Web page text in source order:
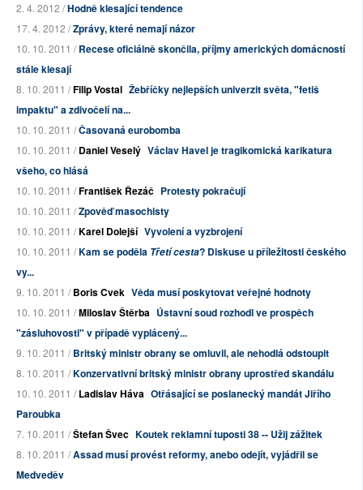
2. 4. 2012 /Hodně klesající tendence
17. 4. 2012 /Zprávy, které nemají názor
10. 10. 2011 /Recese oficiálně skončila, příjmy amerických domácností
stále klesají
8. 10. 2011 /Filip Vostal Žebříčky nejlepších univerzit světa, "fetiš
impaktu" a zdivočelí na...
10. 10. 2011 /Časovaná eurobomba
10. 10. 2011 /Daniel Veselý Václav Havel je tragikomická karikatura
všeho, co hlásá
10. 10. 2011 /František Řezáč Protesty pokračují
10. 10. 2011 /Zpověď masochisty
10. 10. 2011 /Karel Dolejší Vyvolení a vyzbrojení
10. 10. 2011 /Kam se poděla Třetí cesta? Diskuse u příležitosti českého
vy...
9. 10. 2011 /Boris Cvek Věda musí poskytovat veřejné hodnoty
10. 10. 2011 /Miloslav Štěrba Ústavní soud rozhodl ve prospěch
"zásluhovosti" v případě vyplácený...
9. 10. 2011 /Britský ministr obrany se omluvil, ale nehodlá odstoupit
8. 10. 2011 /Konzervativní britský ministr obrany uprostřed skandálu
10. 10. 2011 /Ladislav Háva Otřásající se poslanecký mandát Jiřího
Paroubka
7. 10. 2011 /Štefan Švec Koutek reklamní tuposti 38 -- Užij zážitek
8. 10. 2011 /Assad musí provést reformy, anebo odejít, vyjádřil se
Medveděv